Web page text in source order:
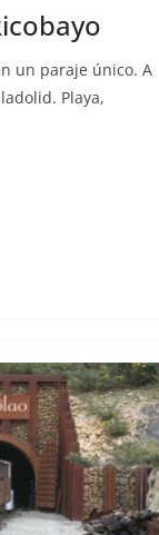
un paraje único. A
Playa,